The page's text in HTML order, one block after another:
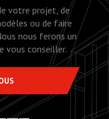
votre projet, de
ou de faire
nous ferons un
vous conseiller.